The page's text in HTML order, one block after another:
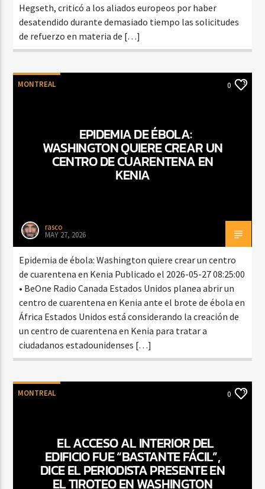
Hegseth, criticó a los aliados europeos por haber
desatendido durante demasiado tiempo las solicitudes
de refuerzo en materia de […]
MONTREAL 0
EPIDEMIA DE ÉBOLA:
WASHINGTON QUIERE CREAR UN
CENTRO DE CUARENTENA EN
KENIA
rasco
MAY 27, 2026
Epidemia de ébola: Washington quiere crear un centro
de cuarentena en Kenia Publicado el 2026-05-27 08:25:00
• BeOne Radio Canada Estados Unidos planea abrir un
centro de cuarentena en Kenia ante el brote de ébola en
África Estados Unidos está considerando la creación de
un centro de cuarentena en Kenia para tratar a
ciudadanos estadounidenses […]
MONTREAL 0
EL ACCESO AL INTERIOR DEL
EDIFICIO FUE “BASTANTE FÁCIL”,
DICE EL PERIODISTA PRESENTE EN
EL TIROTEO EN WASHINGTON